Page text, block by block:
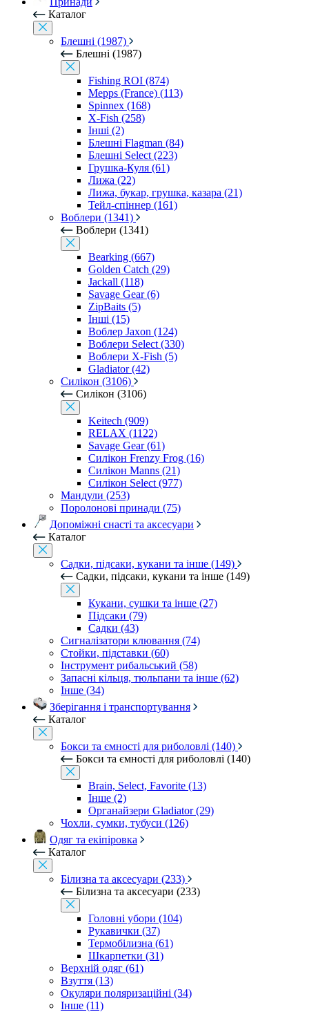
Каталог
Блешні (1987)
Блешні (1987)
Fishing ROI (874)
Mepps (France) (113)
Spinnex (168)
X-Fish (258)
Інші (2)
Блешні Flagman (84)
Блешні Select (223)
Грушка-Куля (61)
Лижа (22)
Лижа, букар, грушка, казара (21)
Тейл-спіннер (161)
Воблери (1341)
Воблери (1341)
Bearking (667)
Golden Catch (29)
Jackall (118)
Savage Gear (6)
ZipBaits (5)
Інші (15)
Воблер Jaxon (124)
Воблери Select (330)
Воблери X-Fish (5)
Gladiator (42)
Силікон (3106)
Силікон (3106)
Keitech (909)
RELAX (1122)
Savage Gear (61)
Силікон Frenzy Frog (16)
Силікон Manns (21)
Силікон Select (977)
Мандули (253)
Поролонові принади (75)
Допоміжні снасті та аксесуари
Каталог
Садки, підсаки, кукани та інше (149)
Садки, підсаки, кукани та інше (149)
Кукани, сушки та інше (27)
Підсаки (79)
Садки (43)
Сигналізатори клювання (74)
Стойки, підставки (60)
Інструмент рибальський (58)
Запасні кільця, тюльпани та інше (62)
Інше (34)
Зберігання і транспортування
Каталог
Бокси та ємності для риболовлі (140)
Бокси та ємності для риболовлі (140)
Brain, Select, Favorite (13)
Інше (2)
Органайзери Gladiator (29)
Чохли, сумки, тубуси (126)
Одяг та екіпіровка
Каталог
Білизна та аксесуари (233)
Білизна та аксесуари (233)
Головні убори (104)
Рукавички (37)
Термобілизна (61)
Шкарпетки (31)
Верхній одяг (61)
Взуття (13)
Окуляри поляризаційні (34)
Інше (11)